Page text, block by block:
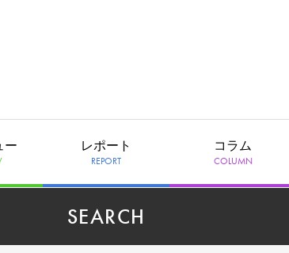
ー レポート
REPORT
コラム
COLUMN
SEARCH